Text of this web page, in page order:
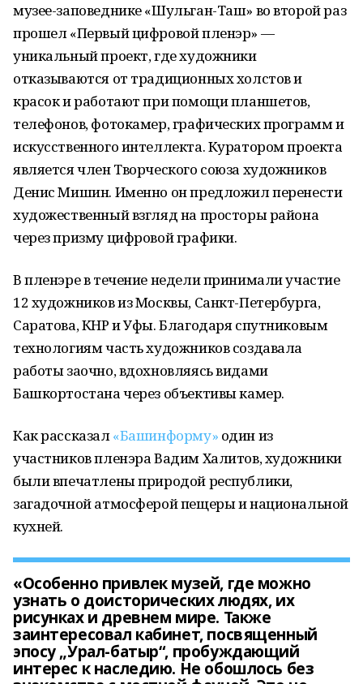
музее-заповеднике «Шульган-Таш» во второй раз
прошел «Первый цифровой пленэр» —
уникальный проект, где художники
отказываются от традиционных холстов и
красок и работают при помощи планшетов,
телефонов, фотокамер, графических программ и
искусственного интеллекта. Куратором проекта
является член Творческого союза художников
Денис Мишин. Именно он предложил перенести
художественный взгляд на просторы района
через призму цифровой графики.
В пленэре в течение недели принимали участие
12 художников из Москвы, Санкт-Петербурга,
Саратова, КНР и Уфы. Благодаря спутниковым
технологиям часть художников создавала
работы заочно, вдохновляясь видами
Башкортостана через объективы камер.
Как рассказал«Башинформу» один из
участников пленэра Вадим Халитов, художники
были впечатлены природой республики,
загадочной атмосферой пещеры и национальной
кухней.
«Особенно привлек музей, где можно
узнать о доисторических людях, их
рисунках и древнем мире. Также
заинтересовал кабинет, посвященный
эпосу „Урал-батыр“, пробуждающий
интерес к наследию. Не обошлось без